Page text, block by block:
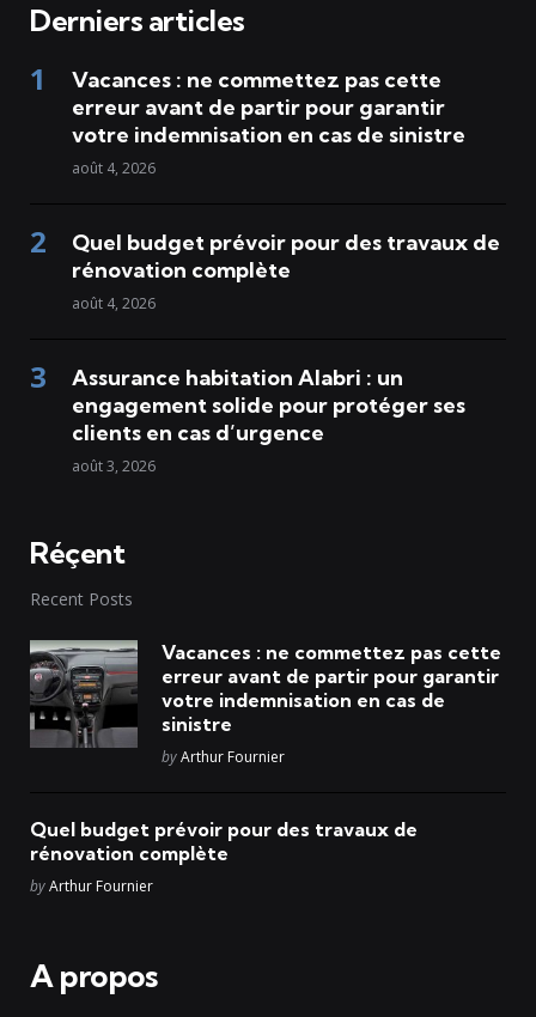
Derniers articles
Vacances : ne commettez pas cette
erreur avant de partir pour garantir
votre indemnisation en cas de sinistre
août 4, 2026
Quel budget prévoir pour des travaux de
rénovation complète
août 4, 2026
Assurance habitation Alabri : un
engagement solide pour protéger ses
clients en cas d’urgence
août 3, 2026
Réçent
Recent Posts
Vacances : ne commettez pas cette
erreur avant de partir pour garantir
votre indemnisation en cas de
sinistre
Posted
byArthur Fournier
Quel budget prévoir pour des travaux de
rénovation complète
Posted
byArthur Fournier
A propos